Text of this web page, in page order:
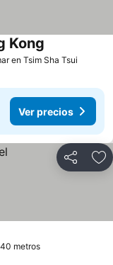
en Tsim Sha Tsui
Kong
Ver precios
Compartir
metrosVer precios